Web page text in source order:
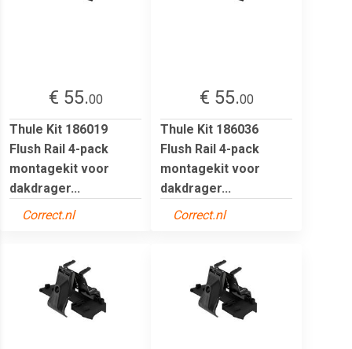
€ 55.00
Thule Kit 186019
Flush Rail 4-pack
montagekit voor
dakdrager...
Correct.nl
€ 55.00
Thule Kit 186036
Flush Rail 4-pack
montagekit voor
dakdrager...
Correct.nl